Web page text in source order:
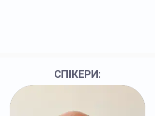
СПІКЕРИ: